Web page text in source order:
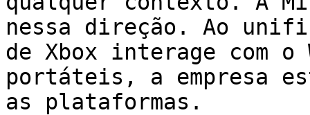
nessa direção. Ao
de Xbox interage com o
portáteis, a empresa
as plataformas.